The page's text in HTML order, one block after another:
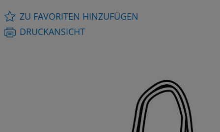
ZU FAVORITEN HINZUFÜGEN
DRUCKANSICHT